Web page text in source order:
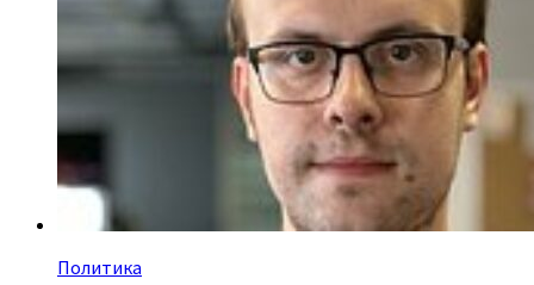
Политика